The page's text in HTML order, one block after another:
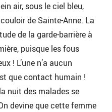
air, sous le ciel bleu,
de Sainte-Anne. La
de la garde-barrière à
puisque les fous
! L’une n’a aucun
que contact humain !
nuit des malades se
devine que cette femme